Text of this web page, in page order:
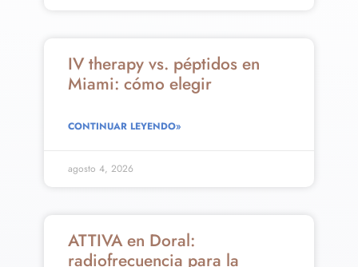
IV therapy vs. péptidos en
Miami: cómo elegir
CONTINUAR LEYENDO»
agosto 4, 2026
ATTIVA en Doral:
radiofrecuencia para la